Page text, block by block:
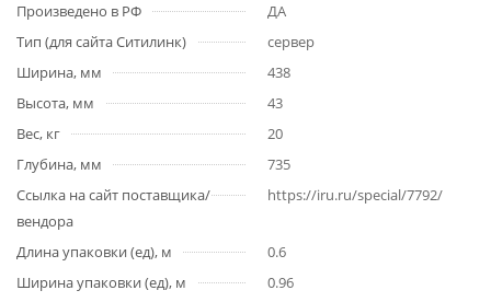
Произведено в РФ
ДА
Тип (для сайта Ситилинк)
сервер
Ширина, мм
438
Высота, мм
43
Вес, кг
20
Глубина, мм
735
Ссылка на сайт поставщика/
вендора
https://iru.ru/special/7792/
Длина упаковки (ед), м
0.6
Ширина упаковки (ед), м
0.96